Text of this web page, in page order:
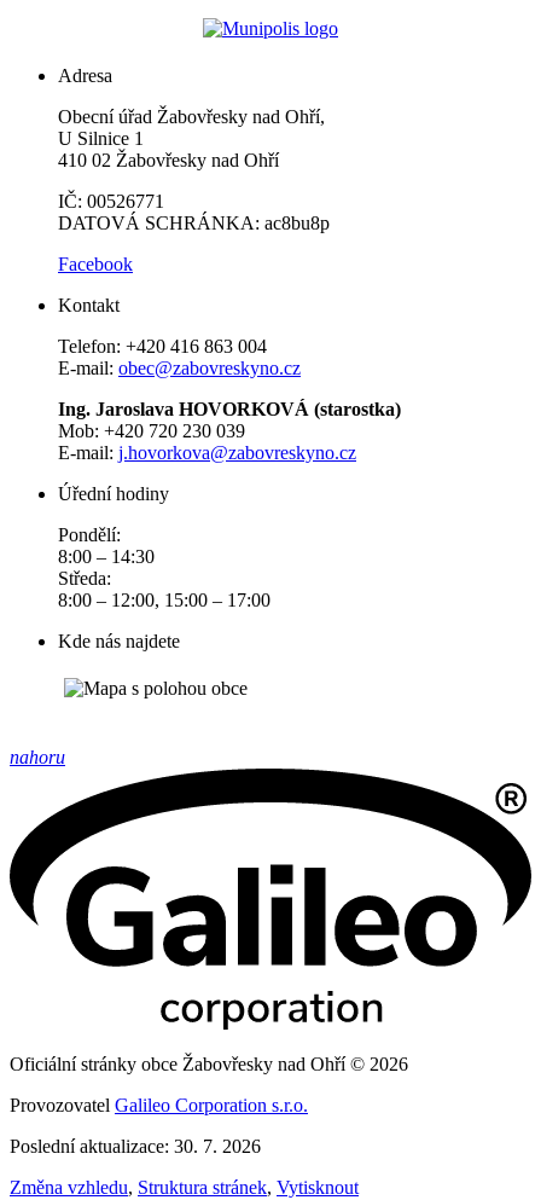
Adresa
Obecní úřad Žabovřesky nad Ohří,
U Silnice 1
410 02 Žabovřesky nad Ohří
IČ: 00526771
DATOVÁ SCHRÁNKA: ac8bu8p
Facebook
Kontakt
Telefon: +420 416 863 004
E-mail: obec@zabovreskyno.cz
Ing. Jaroslava HOVORKOVÁ (starostka)
Mob: +420 720 230 039
E-mail: j.hovorkova@zabovreskyno.cz
Úřední hodiny
Pondělí:
8:00 – 14:30
Středa:
8:00 – 12:00, 15:00 – 17:00
Kde nás najdete
nahoru
Oficiální stránky obce Žabovřesky nad Ohří © 2026
Provozovatel Galileo Corporation s.r.o.
Poslední aktualizace: 30. 7. 2026
Změna vzhledu, Struktura stránek, Vytisknout